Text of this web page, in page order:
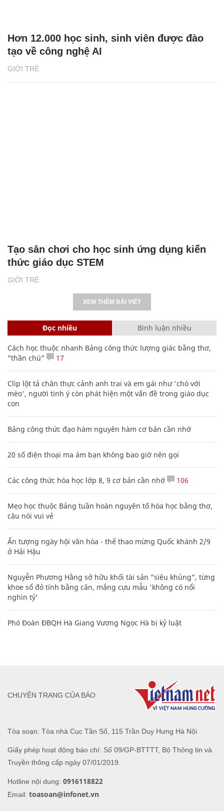
GIỚI TRẺ
Hơn 12.000 học sinh, sinh viên được đào
tạo về công nghệ AI
GIỚI TRẺ
Tạo sân chơi cho học sinh ứng dụng kiến
thức giáo dục STEM
XEM THÊM BÀI VIẾT
Đọc nhiều Bình luận nhiều
Cách học thuộc nhanh Bảng công thức lượng giác bằng thơ,
"thần chú"
17
Clip lột tả chân thực cảnh anh trai và em gái như 'chó với
mèo', người tinh ý còn phát hiện một vấn đề trong giáo dục
con
Bảng công thức đạo hàm nguyên hàm cơ bản cần nhớ
20 số điện thoại ma ám bạn không bao giờ nên gọi
Các công thức hóa học lớp 8, 9 cơ bản cần nhớ 106
Mẹo học thuộc Bảng tuần hoàn nguyên tố hóa học bằng thơ,
câu nói vui vẻ
Ấn tượng ngày hội văn hóa - thể thao mừng Quốc khánh 2/9
ở Hải Hậu
Nguyễn Phương Hằng sở hữu khối tài sản "siêu khủng", từng
khoe sổ đỏ tính bằng cân, mắng cựu mẫu 'không có nổi
nghìn tỷ'
Phó Đoàn ĐBQH Hà Giang Vương Ngọc Hà bị kỷ luật
Tòa soạn: Tòa nhà Cục Tần Số, 115 Trần Duy Hưng Hà Nội
Giấy phép hoạt động báo chí: Số 09/GP-BTTTT, Bộ Thông tin và
Truyền thông cấp ngày 07/01/2019.
Hotline nội dung: 0916118822
Email: toasoan@infonet.vn
CHUYÊN TRANG CỦA BÁO